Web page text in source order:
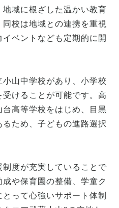
域に根ざした温かい教育
校は地域との連携を重視
ベントなども定期的に開
山中学校があり、小学校
けることが可能です。高
高等学校をはじめ、目黒
ため、子どもの進路選択
制度が充実していることで
や保育園の整備、学童ク
って心強いサポート体制